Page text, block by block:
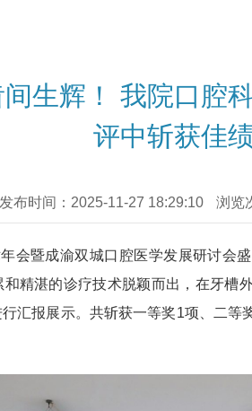
间生辉！ 我院口腔
评中斩获佳
发布时间：2025-11-27 18:29:10 浏览
会暨成渝双城口腔医学发展研讨会
精湛的诊疗技术脱颖而出，在牙
汇报展示。共斩获一等奖1项、二